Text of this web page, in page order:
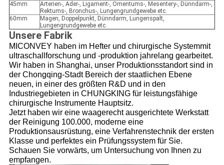
45mm
Arterien-, Ader-, Ligament-, Omentums-, Mesentery-, Dünndarm-,
Rektums-, Bronchus-, Lungengrundgewebe etc.
60mm
Magen, Doppelpunkt, Dünndarm, Lungenspalt,
Lungengrundgewebe etc.
Unsere Fabrik
MICONVEY haben im Hefter und chirurgische Systemmit
ultraschallforschung und -produktion jahrelang gearbeitet.
Wir haben in Shanghai, unser Produktionsstandort sind in
der Chongqing-Stadt Bereich der staatlichen Ebene
neuen, in einer des größten R&D und in den
Industriegebieten in CHUNGKING für leistungsfähige
chirurgische Instrumente Hauptsitz.
Jetzt haben wir eine waagerecht ausgerichtete Werkstatt
der Reinigung 100.000, moderne eine
Produktionsausrüstung, eine Verfahrenstechnik der ersten
Klasse und perfektes ein Prüfungssystem für Sie.
Schauen Sie vorwärts, um Untersuchung von Ihnen zu
empfangen.